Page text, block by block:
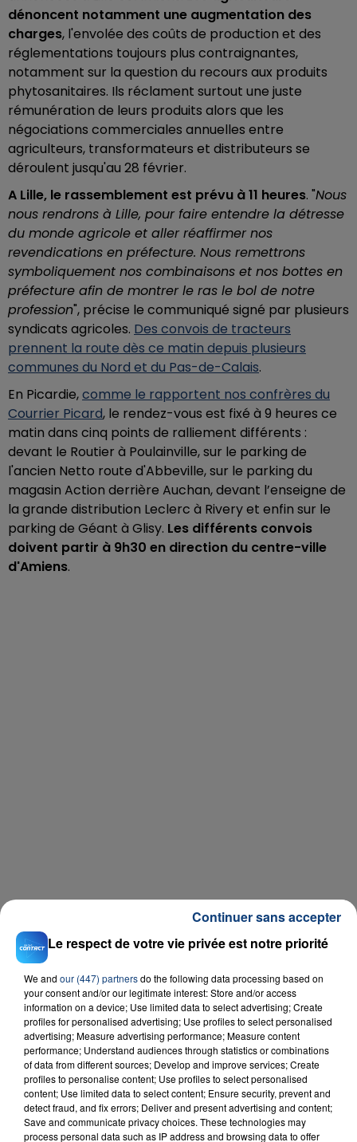
dénoncent notamment une augmentation des
charges, l'envolée des coûts de production et des
réglementations toujours plus contraignantes,
notamment sur la question du recours aux produits
phytosanitaires. Ils réclament surtout une juste
rémunération de leurs produits alors que les
négociations commerciales annuelles entre
agriculteurs, transformateurs et distributeurs se
déroulent jusqu'au 28 février.
A Lille, le rassemblement est prévu à 11 heures. "Nous
nous rendrons à Lille, pour faire entendre la détresse
du monde agricole et aller réaffirmer nos
revendications en préfecture. Nous remettrons
symboliquement nos combinaisons et nos bottes en
préfecture afin de montrer le ras le bol de notre
profession", précise le communiqué signé par plusieurs
syndicats agricoles. Des convois de tracteurs
prennent la route dès ce matin depuis plusieurs
communes du Nord et du Pas-de-Calais.
En Picardie,comme le rapportent nos confrères du
Courrier Picard, le rendez-vous est fixé à 9 heures ce
matin dans cinq points de ralliement différents :
devant le Routier à Poulainville, sur le parking de
l'ancien Netto route d'Abbeville, sur le parking du
magasin Action derrière Auchan, devant l’enseigne de
la grande distribution Leclerc à Rivery et enfin sur le
parking de Géant à Glisy. Les différents convois
doivent partir à 9h30 en direction du centre-ville
d'Amiens.
Le respect de votre vie privée est notre priorité
We and our (447) partnersdo the following data processing based on
your consent and/or our legitimate interest: Store and/or access
information on a device; Use limited data to select advertising; Create
profiles for personalised advertising; Use profiles to select personalised
advertising; Measure advertising performance; Measure content
performance; Understand audiences through statistics or combinations
of data from different sources; Develop and improve services; Create
profiles to personalise content; Use profiles to select personalised
content; Use limited data to select content; Ensure security, prevent and
detect fraud, and fix errors; Deliver and present advertising and content;
Save and communicate privacy choices. These technologies may
process personal data such as IP address and browsing data to offer
Continuer sans accepter